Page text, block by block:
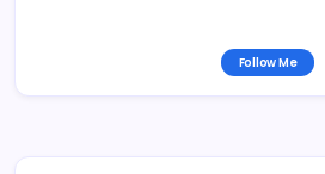
Follow Me